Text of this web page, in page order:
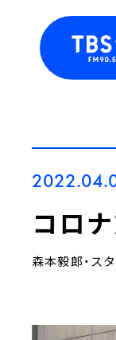
コロ
森本毅郎・ス